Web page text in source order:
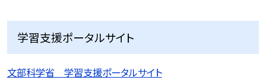
学習支援ポータルサイト
文部科学省 学習支援ポータルサイト